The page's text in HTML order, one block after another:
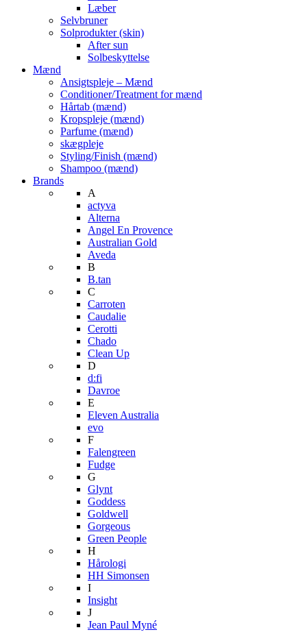
Læber
Selvbruner
Solprodukter (skin)
After sun
Solbeskyttelse
Mænd
Ansigtspleje – Mænd
Conditioner/Treatment for mænd
Hårtab (mænd)
Kropspleje (mænd)
Parfume (mænd)
skægpleje
Styling/Finish (mænd)
Shampoo (mænd)
Brands
A
actyva
Alterna
Angel En Provence
Australian Gold
Aveda
B
B.tan
C
Carroten
Caudalie
Cerotti
Chado
Clean Up
D
d:fi
Davroe
E
Eleven Australia
evo
F
Falengreen
Fudge
G
Glynt
Goddess
Goldwell
Gorgeous
Green People
H
Hårologi
HH Simonsen
I
Insight
J
Jean Paul Myné